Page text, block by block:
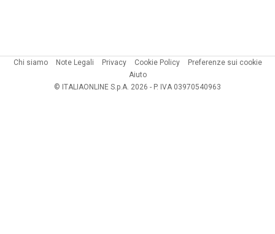
Chi siamo Note Legali Privacy Cookie Policy
Preferenze sui cookie
Aiuto
© ITALIAONLINE S.p.A. 2026 - P. IVA 03970540963